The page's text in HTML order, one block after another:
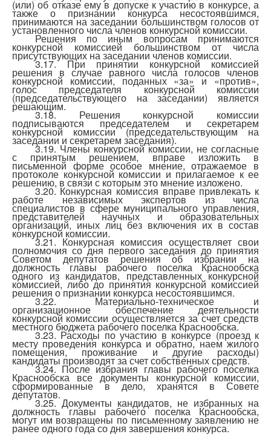
(или) об отказе ему в допуске к участию в конкурсе, а
также о признании конкурса несостоявшимся,
принимаются на заседании большинством голосов от
установленного числа членов конкурсной комиссии.
Решения по иным вопросам принимаются
конкурсной комиссией большинством от числа
присутствующих на заседании членов комиссии.
3.17. При принятии конкурсной комиссией
решения в случае равного числа голосов членов
конкурсной комиссии, поданных «за» и «против»,
голос председателя конкурсной комиссии
(председательствующего на заседании) является
решающим.
3.18. Решения конкурсной комиссии
подписываются председателем и секретарем
конкурсной комиссии (председательствующим на
заседании и секретарем заседания).
3.19. Члены конкурсной комиссии, не согласные
с принятым решением, вправе изложить в
письменной форме особое мнение, отражаемое в
протоколе конкурсной комиссии и прилагаемое к ее
решению, в связи с которым это мнение изложено.
3.20. Конкурсная комиссия вправе привлекать к
работе независимых экспертов из числа
специалистов в сфере муниципального управления,
представителей научных и образовательных
организаций, иных лиц без включения их в состав
конкурсной комиссии.
3.21. Конкурсная комиссия осуществляет свои
полномочия со дня первого заседания до принятия
Советом депутатов решения об избрании на
должность главы рабочего поселка Краснообска
одного из кандидатов, представленных конкурсной
комиссией, либо до принятия конкурсной комиссией
решения о признании конкурса несостоявшимся.
3.22. Материально-техническое и
организационное обеспечение деятельности
конкурсной комиссии осуществляется за счет средств
местного бюджета рабочего поселка Краснообска.
3.23. Расходы по участию в конкурсе (проезд к
месту проведения конкурса и обратно, наем жилого
помещения, проживание и другие расходы)
кандидаты производят за счет собственных средств.
3.24. После избрания главы рабочего поселка
Краснообска все документы конкурсной комиссии,
сформированные в дело, хранятся в Совете
депутатов.
3.25. Документы кандидатов, не избранных на
должность главы рабочего поселка Краснообска,
могут им возвращены по письменному заявлению не
ранее одного года со дня завершения конкурса.